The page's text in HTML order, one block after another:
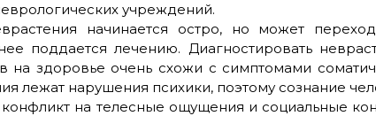
учреждений.
начинается остро, но может
поддается лечению. Диагностировать
на здоровье очень схожи с симптомами
лежат нарушения психики, поэтому сознание
на телесные ощущения и социальные